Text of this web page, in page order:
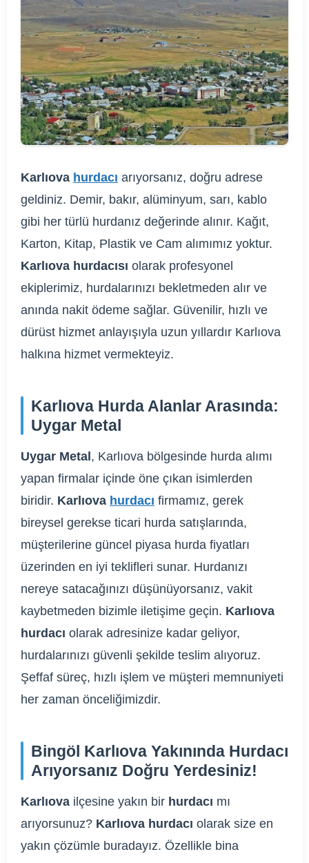
Karlıova hurdacı arıyorsanız, doğru adrese
geldiniz. Demir, bakır, alüminyum, sarı, kablo
gibi her türlü hurdanız değerinde alınır. Kağıt,
Karton, Kitap, Plastik ve Cam alımımız yoktur.
Karlıova hurdacısı olarak profesyonel
ekiplerimiz, hurdalarınızı bekletmeden alır ve
anında nakit ödeme sağlar. Güvenilir, hızlı ve
dürüst hizmet anlayışıyla uzun yıllardır Karlıova
halkına hizmet vermekteyiz.
Karlıova Hurda Alanlar Arasında:
Uygar Metal
Uygar Metal , Karlıova bölgesinde hurda alımı
yapan firmalar içinde öne çıkan isimlerden
biridir. Karlıova hurdacı firmamız, gerek
bireysel gerekse ticari hurda satışlarında,
müşterilerine güncel piyasa hurda fiyatları
üzerinden en iyi teklifleri sunar. Hurdanızı
nereye satacağınızı düşünüyorsanız, vakit
kaybetmeden bizimle iletişime geçin. Karlıova
hurdacı olarak adresinize kadar geliyor,
hurdalarınızı güvenli şekilde teslim alıyoruz.
Şeffaf süreç, hızlı işlem ve müşteri memnuniyeti
her zaman önceliğimizdir.
Bingöl Karlıova Yakınında Hurdacı
Arıyorsanız Doğru Yerdesiniz!
Karlıova ilçesine yakın bir hurdacı mı
arıyorsunuz? Karlıova hurdacı olarak size en
yakın çözümle buradayız. Özellikle bina